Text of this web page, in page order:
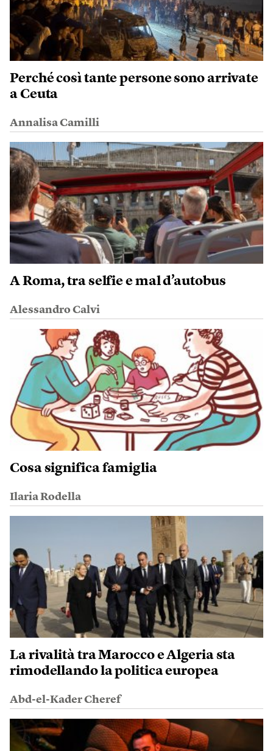
Perché così tante persone sono arrivate
a Ceuta
Annalisa Camilli
A Roma, tra selfie e mal d’autobus
Alessandro Calvi
Cosa significa famiglia
Ilaria Rodella
La rivalità tra Marocco e Algeria sta
rimodellando la politica europea
Abd-el-Kader Cheref